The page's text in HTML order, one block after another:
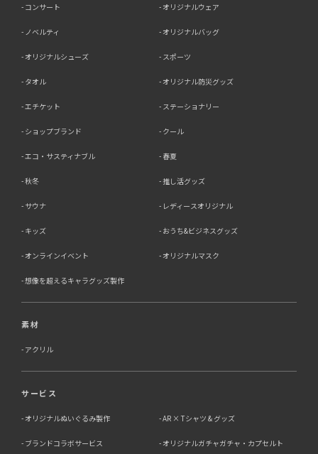
コンサート オリジナルウェア
ノベルティ オリジナルバッグ
オリジナルシューズ スポーツ
タオル オリジナル防災グッズ
エチケット ステーショナリー
ショップブランド クール
エコ・サスティナブル 春夏
秋冬 推し活グッズ
サウナ レディースオリジナル
キッズ おうち&ビジネスグッズ
オンラインイベント オリジナルマスク
想像を超えるキャラグッズ製作
素材
アクリル
サービス
オリジナルぬいぐるみ製作 AR × Tシャツ & グッズ
ブランドコラボサービス
オリジナルガチャガチャ・カプセルト